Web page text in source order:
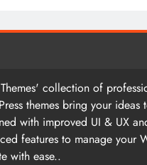
collection of
themes bring your ideas
with improved UI & UX
features to manage your
with ease..